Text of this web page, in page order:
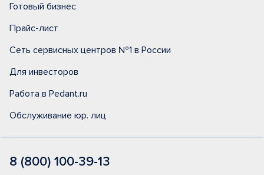
Готовый бизнес
Прайс-лист
Сеть сервисных центров №1 в России
Для инвесторов
Работа в Pedant.ru
Обслуживание юр. лиц
8 (800) 100-39-13